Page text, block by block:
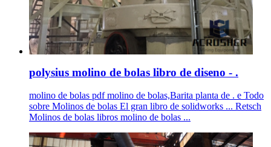
polysius molino de bolas libro de diseno - .
molino de bolas pdf molino de bolas,Barita planta de . e Todo
sobre Molinos de bolas El gran libro de solidworks ... Retsch
Molinos de bolas libros molino de bolas ...